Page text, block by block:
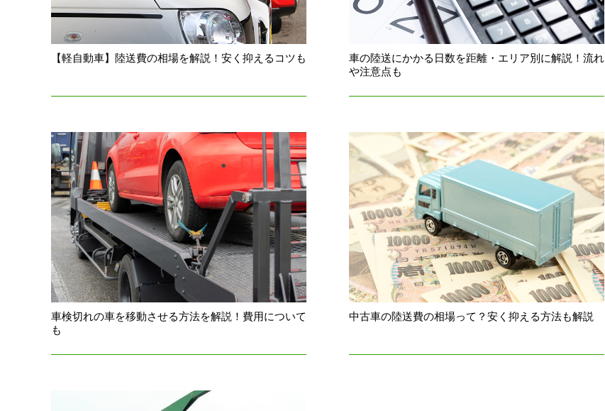
【軽自動車】陸送費の相場を解説！安く抑えるコツも
車の陸送にかかる日数を距離・エリア別に解説！流れ
や注意点も
車検切れの車を移動させる方法を解説！費用について
も
中古車の陸送費の相場って？安く抑える方法も解説